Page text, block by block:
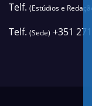
Telf. (Estúdios e
Telf. (Sede) +351